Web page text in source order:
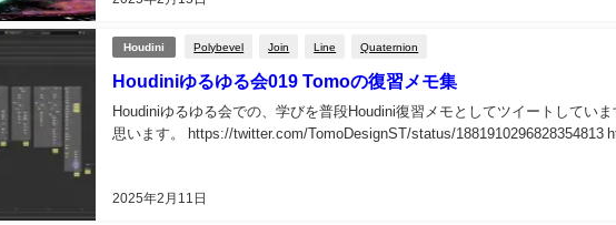
Houdini Polybevel Join Line Quaternion
Houdiniゆるゆる会019 Tomoの復習メモ集
2025年2月11日
Houdiniゆるゆる会での、学びを普段Houdini復習メモとしてツイートしてい
思います。 https://twitter.com/TomoDesignST/status/1881910296828354813